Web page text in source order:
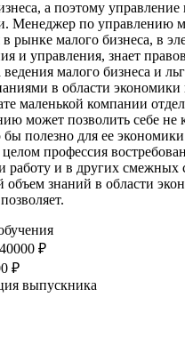
а поэтому управление
Менеджер по управлению
в рынке малого бизнеса, в
и управления, знает
ведения малого бизнеса и
в области
маленькой компании
может позволить себе не
полезно для ее
профессия
работу и в других смежных
объем знаний в области
40000 ₽
₽
выпускника